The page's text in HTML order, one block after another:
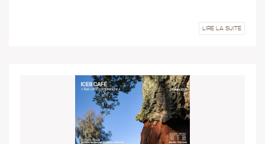
LIRE LA SUITE